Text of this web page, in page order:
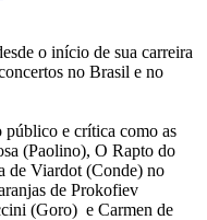
o início de sua carreira
no Brasil e no
público e crítica como as
(Paolino), O Rapto do
de Viardot (Conde) no
de Prokofiev
(Goro) e Carmen de